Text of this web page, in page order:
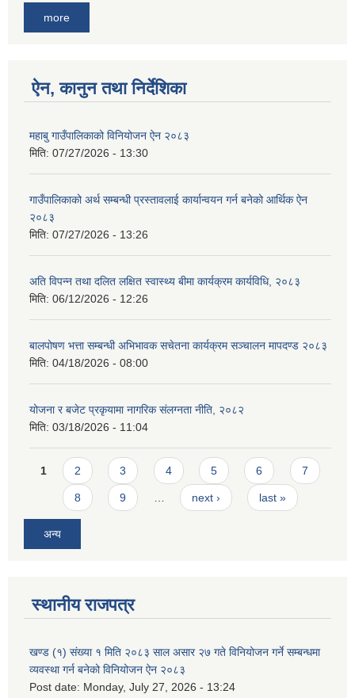
more
ऐन, कानुन तथा निर्देशिका
महाबु गाउँपालिकाको विनियोजन ऐन २०८३
मिति: 07/27/2026 - 13:30
गाउँपालिकाको अर्थ सम्बन्धी प्रस्तावलाई कार्यान्वयन गर्न बनेको आर्थिक ऐन
२०८३
मिति: 07/27/2026 - 13:26
अति विपन्न तथा दलित लक्षित स्वास्थ्य बीमा कार्यक्रम कार्यविधि, २०८३
मिति: 06/12/2026 - 12:26
बालपोषण भत्ता सम्बन्धी अभिभावक सचेतना कार्यक्रम सञ्चालन मापदण्ड २०८३
मिति: 04/18/2026 - 08:00
योजना र बजेट प्रकृयामा नागरिक संलग्नता नीति, २०८२
मिति: 03/18/2026 - 11:04
Pages
1 2 3 4 5 6 7
8 9 next › last »
अन्य
स्थानीय राजपत्र
खण्ड (१) संख्या १ मिति २०८३ साल असार २७ गते विनियोजन गर्ने सम्बन्धमा
व्यवस्था गर्न बनेको विनियोजन ऐन २०८३
Post date: Monday, July 27, 2026 - 13:24